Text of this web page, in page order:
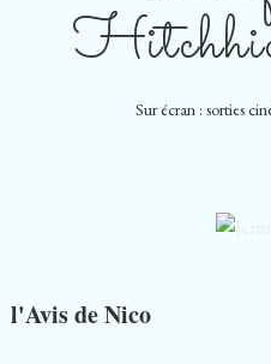
Sur écran : sorties
l'Avis de Nico